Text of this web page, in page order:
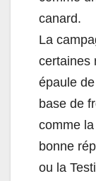
canard.
La
certaines
épaule
base de
comme
bonne
ou la